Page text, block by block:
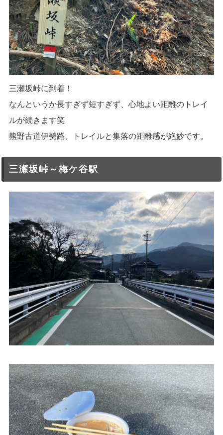
三瀬坂峠に到着！
なんというか長すぎず短すぎず、心地よい距離のトレイ
ルが続きます笑
熊野古道伊勢路、トレイルと集落の距離感が絶妙です。
三瀬坂峠～梅ケ谷駅